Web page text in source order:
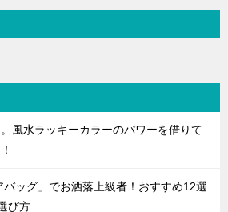
風水ラッキーカラーのパワーを借りて
ッグ」でお洒落上級者！おすすめ12選
び方